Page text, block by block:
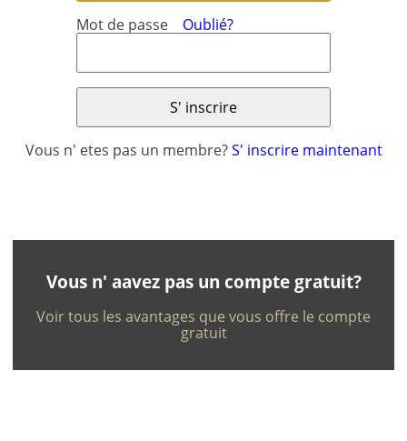
Mot de passe Oublié?
Vous n' etes pas un membre?S' inscrire maintenant
Vous n' aavez pas un compte gratuit?
Voir tous les avantages que vous offre le compte
gratuit
m/km/m²
ft/mi/ft²
Ελληνικά
Français
Deutsch